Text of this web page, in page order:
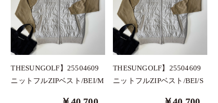
THESUNGOLF】25504609
ニットフルZIPベスト/BEI/M
THESUNGOLF】25504609
ニットフルZIPベスト/BEI/S